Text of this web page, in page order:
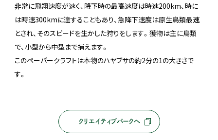
非常に飛翔速度が速く、降下時の最高速度は時速200km、時に
は時速300kmに達することもあり、急降下速度は原生鳥類最速
とされ、そのスピードを生かした狩りをします。獲物は主に鳥類
で、小型から中型まで捕えます。
このペーパークラフトは本物のハヤブサの約2分の1の大きさで
す。
クリエイティブパークへ